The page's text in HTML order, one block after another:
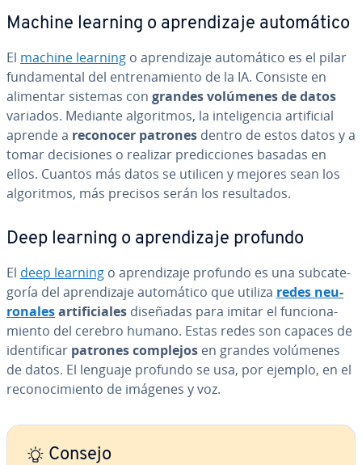
Machine learning o apre­n­di­za­je au­to­má­ti­co
El machine learning o apre­n­di­za­je au­to­má­ti­co es el pilar
fu­n­da­me­n­tal del en­tre­na­mie­n­to de la IA. Consiste en
alimentar sistemas con grandes volúmenes de datos
variados. Mediante al­go­ri­t­mos, la in­te­li­ge­n­cia ar­ti­fi­cial
aprende a reconocer patrones dentro de estos datos y a
tomar de­ci­sio­nes o realizar pre­di­c­cio­nes basadas en
ellos. Cuantos más datos se utilicen y mejores sean los
al­go­ri­t­mos, más precisos serán los re­su­l­ta­dos.
Deep learning o apre­n­di­za­je profundo
El deep learning o apre­n­di­za­je profundo es una su­b­ca­te­
go­ría del apre­n­di­za­je au­to­má­ti­co que utiliza redes neu­
ro­na­lesar­ti­fi­cia­les diseñadas para imitar el fu­n­cio­na­
mie­n­to del cerebro humano. Estas redes son capaces de
ide­n­ti­fi­car patrones complejos en grandes volúmenes
de datos. El lenguaje profundo se usa, por ejemplo, en el
re­co­no­ci­mie­n­to de imágenes y voz.
Consejo